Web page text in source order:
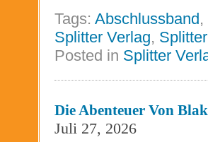
Tags: Abschlussband,
Splitter Verlag,
Posted in Splitter
Die Abenteuer Von
Juli 27, 2026